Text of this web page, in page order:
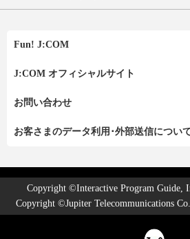
Fun! J:COM
J:COM オフィシャルサイト
お問い合わせ
お客さまのデータ利用･外部送信につい
Copyright ©Interactive Program Guide,
Copyright ©Jupiter Telecommunications